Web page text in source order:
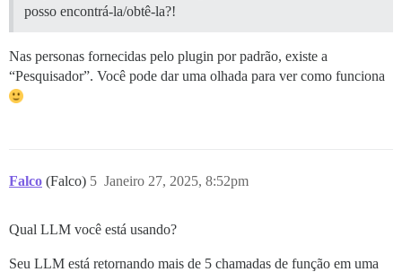
posso encontrá-la/obtê-la?!
Nas personas fornecidas pelo plugin por padrão, existe a
“Pesquisador”. Você pode dar uma olhada para ver como funciona
Falco (Falco) Janeiro 27, 2025, 8:52pm
5
Qual LLM você está usando?
Seu LLM está retornando mais de 5 chamadas de função em uma